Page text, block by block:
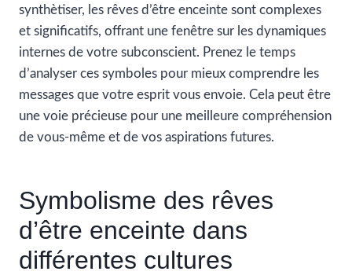
synthètiser, les rêves d’être enceinte sont complexes
et significatifs, offrant une fenêtre sur les dynamiques
internes de votre subconscient. Prenez le temps
d’analyser ces symboles pour mieux comprendre les
messages que votre esprit vous envoie. Cela peut être
une voie précieuse pour une meilleure compréhension
de vous-même et de vos aspirations futures.
Symbolisme des rêves
d’être enceinte dans
différentes cultures